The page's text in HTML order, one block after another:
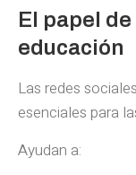
El papel
educación
Las redes
esenciales para
Ayudan a: